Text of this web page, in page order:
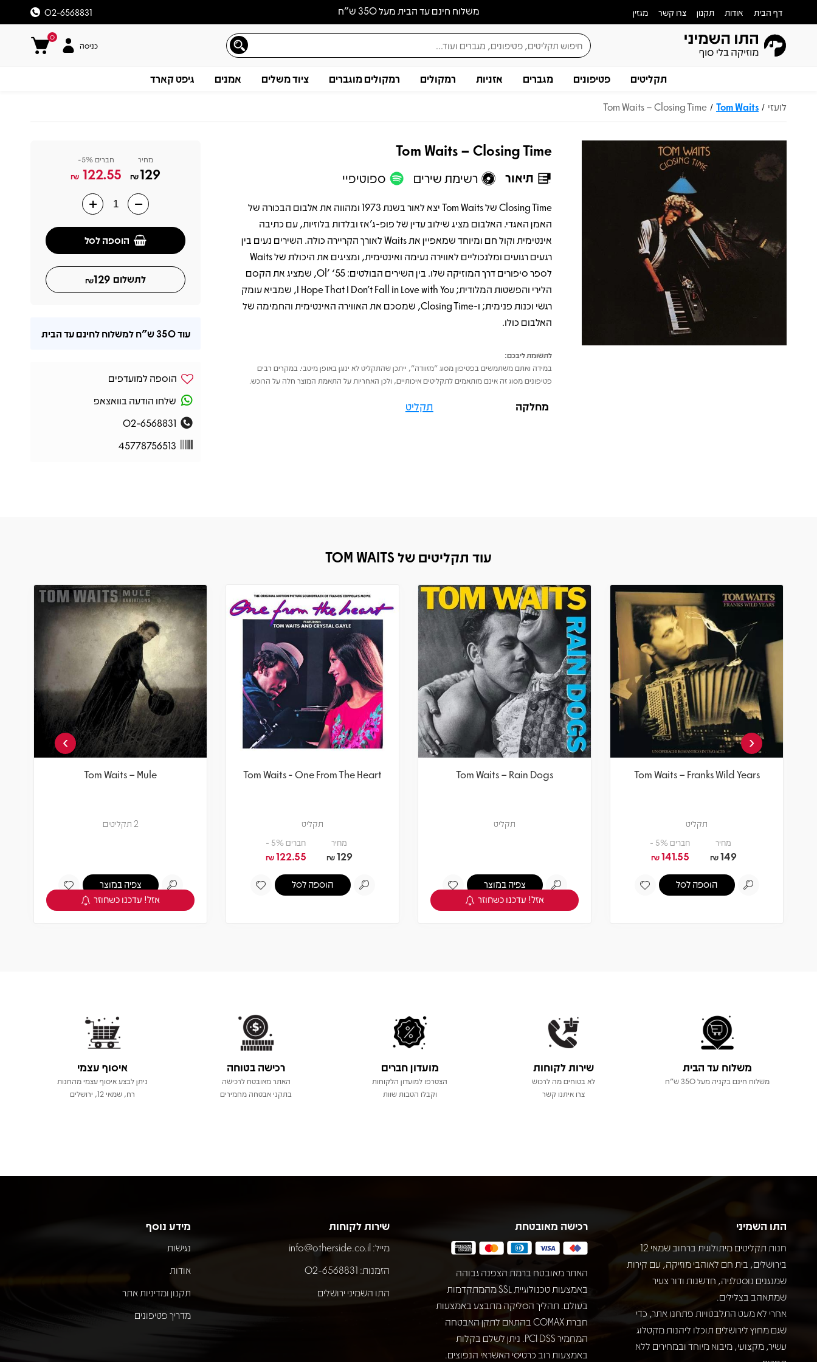
משלוח חינם עד הבית מעל 350 ש״ח דף הבית אודות תקנון צרו קשר מגזין 02-6568831
0
כניסה
תקליטים פטיפונים מגברים אזניות רמקולים רמקולים מוגברים ציוד משלים אמנים גיפט קארד
לועזי /
Tom Waits
/
Tom Waits – Closing Time
Tom Waits – Closing Time
תיאור רשימת שירים ספוטיפיי
תיאורClosing Time של Tom Waits יצא לאור בשנת 1973 ומהווה את אלבום הבכורה של
האמן האגדי. האלבום מציג שילוב עדין של פופ-ג’אז ובלדות בלוזיות, עם כתיבה
אינטימית וקול חם ומיוחד שמאפיין את Waits לאורך הקריירה כולה. השירים נעים בין
רגעים רגועים ומלנכוליים לאווירה נעימה ואינטימית, ומציגים את היכולת של Waits
לספר סיפורים דרך המוזיקה שלו. בין השירים הבולטים: Ol’ ‘55, שמציג את הקסם
הלירי והפשטות המלודית; I Hope That I Don’t Fall in Love with You, שמביא עומק
רגשי וכנות פנימית; ו‑Closing Time, שמסכם את האווירה האינטימית והחמימה של
האלבום כולו.
לתשומת ליבכם:
במידה ואתם משתמשים בפטיפון מסוג "מזוודה", ייתכן שהתקליט לא ינוגן באופן מיטבי. במקרים רבים
פטיפונים מסוג זה אינם מותאמים לתקליטים איכותיים, ולכן האחריות על התאמת המוצר חלה על הרוכש.
מחלקה תקליט
מחיר
129
₪
חברים 5%-
122.55
₪
הוספה לסל
לתשלום 129
₪
עוד350 ש"ח למשלוח לחינם עד הבית
הוספה למועדפים
שלחו הודעה בוואצאפ
02-6568831
45778756513
עוד תקליטים של TOM WAITS
Tom Waits – Franks Wild Years
תקליט
מחיר
149
₪
חברים 5% -
141.55
₪
הוספה לסל
Tom Waits – Rain Dogs
תקליט
צפיה במוצר
אזל! עדכנו כשחוזר
Tom Waits - One From The Heart
תקליט
מחיר
129
₪
חברים 5% -
122.55
₪
הוספה לסל
Tom Waits – Mule
2 תקליטים
צפיה במוצר
אזל! עדכנו כשחוזר
‹
›
משלוח עד הבית
משלוח חינם בקניה מעל 350 ש"ח
שירות לקוחות
לא בטוחים מה לרכוש
צרו איתנו קשר
מועדון חברים
הצטרפו למועדון הלקוחות
וקבלו הטבות שוות
רכישה בטוחה
האתר מאובטח לרכישה
בתקני אבטחה מחמירים
איסוף עצמי
ניתן לבצע איסוף עצמי מהחנות
רח, שמאי 12, ירושלים
התו השמיני
חנות תקליטים מיתולוגית ברחוב שמאי 12
בירושלים, בית חם לאוהבי מוזיקה, עם קירות
שמנגנים נוסטלגיה, חדשנות ודור צעיר
שמתאהב בצלילים.
אחרי לא מעט התלבטויות פתחנו אתר, כדי
שגם מחוץ לירושלים תוכלו ליהנות מקטלוג
עשיר, מקצועי, מיבוא מיוחד ובמחירים ללא
רכישה מאובטחת
האתר מאובטח ברמת הצפנה גבוהה
באמצעות טכנולוגיית SSL מהמתקדמות
בעולם. תהליך הסליקה מתבצע באמצעות
חברת COMAX בהתאם לתקן האבטחה
המחמיר PCI DSS. ניתן לשלם בקלות
באמצעות רוב כרטיסי האשראי הנפוצים.
שירות לקוחות
מייל: info@otherside.co.il
הזמנות: 02-6568831
התו השמיני ירושלים
מידע נוסף
נגישות
אודות
תקנון ומדיניות אתר
מדריך פטיפונים